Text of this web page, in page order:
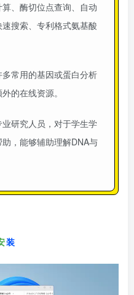
算、酶切位点查询、自动
搜索、专利格式氨基酸
多常用的基因或蛋白分析
的在线资源。
业研究人员，对于学生学
，能够辅助理解DNA与
装